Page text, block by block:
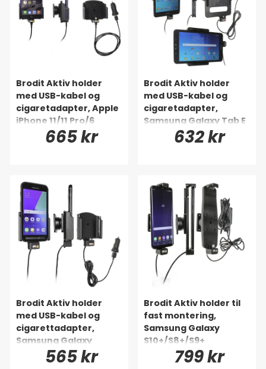
Brodit Aktiv holder
med USB-kabel og
cigaretadapter, Apple
iPhone 11/11 Pro/6
Plus/6S Plus/7 Plus/8
Plus/X/XR/Xs/Xs Max
665 kr
Brodit Aktiv holder
med USB-kabel og
cigaretadapter,
Samsung Galaxy Tab E
632 kr
Brodit Aktiv holder
med USB-kabel og
cigarettadapter,
Samsung Galaxy
Xcover 4565 kr
Brodit Aktiv holder til
fast montering,
Samsung Galaxy
S10+/S8+/S9+
799 kr